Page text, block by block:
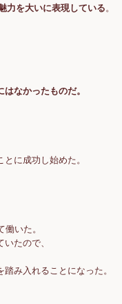
力を大いに表現している。
なかったものだ。
に成功し始めた。
いた。
たので、
み入れることになった。